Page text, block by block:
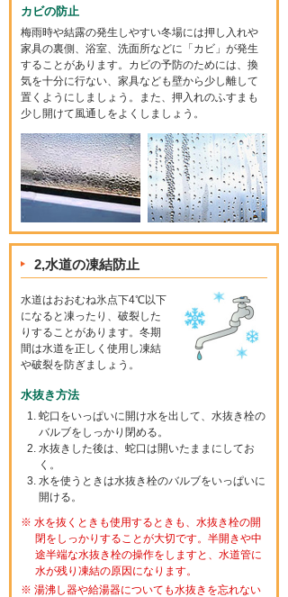
カビの防止
梅雨時や結露の発生しやすい冬場には押し入れや
家具の裏側、浴室、洗面所などに「カビ」が発生
することがあります。カビの予防のためには、換
気を十分に行ない、家具なども壁から少し離して
置くようにしましょう。また、押入れのふすまも
少し開けて風通しをよくしましょう。
2,水道の凍結防止
水道はおおむね氷点下4℃以下
になると凍ったり、破裂した
りすることがあります。冬期
間は水道を正しく使用し凍結
や破裂を防ぎましょう。
水抜き方法
蛇口をいっぱいに開け水を出して、水抜き栓の
バルブをしっかり閉める。
水抜きした後は、蛇口は開いたままにしてお
く。
水を使うときは水抜き栓のバルブをいっぱいに
開ける。
※ 水を抜くときも使用するときも、水抜き栓の開
閉をしっかりすることが大切です。半開きや中
途半端な水抜き栓の操作をしますと、水道管に
水が残り凍結の原因になります。
※ 湯沸し器や給湯器についても水抜きを忘れない